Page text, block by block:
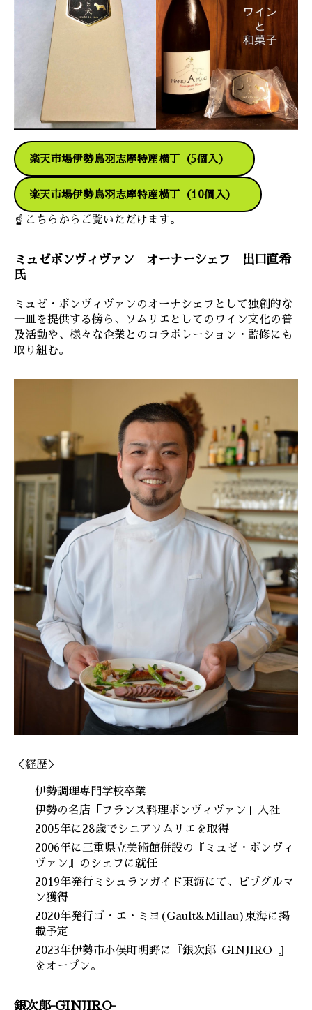
楽天市場伊勢鳥羽志摩特産横丁（5個入）
楽天市場伊勢鳥羽志摩特産横丁（10個入）
☝こちらからご覧いただけます。
ミュゼボンヴィヴァン オーナーシェフ 出口直希
氏
ミュゼ・ボンヴィヴァンのオーナシェフとして独創的な
一皿を提供する傍ら、ソムリエとしてのワイン文化の普
及活動や、様々な企業とのコラボレーション・監修にも
取り組む。
＜経歴＞
伊勢調理専門学校卒業
伊勢の名店「フランス料理ボンヴィヴァン」入社
2005年に28歳でシニアソムリエを取得
2006年に三重県立美術館併設の『ミュゼ・ボンヴィ
ヴァン』のシェフに就任
2019年発行ミシュランガイド東海にて、ビブグルマ
ン獲得
2020年発行ゴ・エ・ミヨ(Gault&Millau)東海に掲
載予定
2023年伊勢市小俣町明野に『銀次郎-GINJIRO-』
をオープン。
銀次郎-GINJIRO-